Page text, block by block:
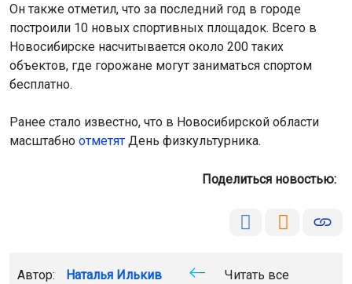
Он также отметил, что за последний год в городе
построили 10 новых спортивных площадок. Всего в
Новосибирске насчитывается около 200 таких
объектов, где горожане могут заниматься спортом
бесплатно.
Ранее стало известно, что в Новосибирской области
масштабно отметят День физкультурника.
Поделиться новостью:
Автор: Наталья Илькив
Читать все